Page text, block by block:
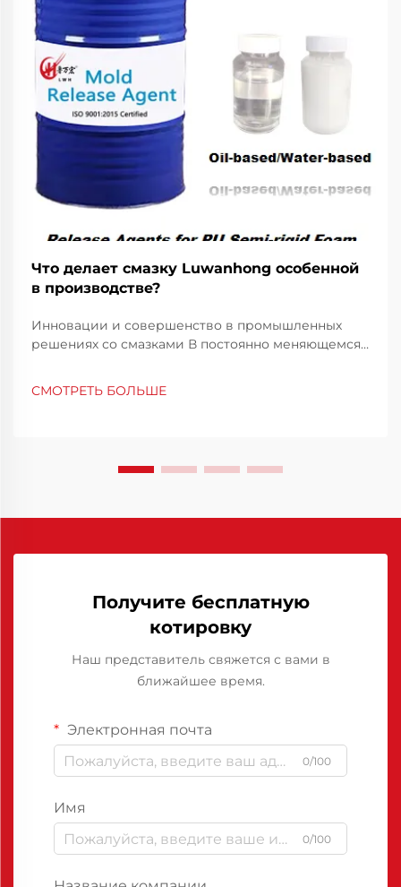
Что делает смазку Luwanhong особенной
в производстве?
Инновации и совершенство в промышленных
решениях со смазками В постоянно меняющемся
эффективности производства и качества
СМОТРЕТЬ БОЛЬШЕ
Получите бесплатную
котировку
Наш представитель свяжется с вами в
ближайшее время.
Электронная почта
0/100
Имя
0/100